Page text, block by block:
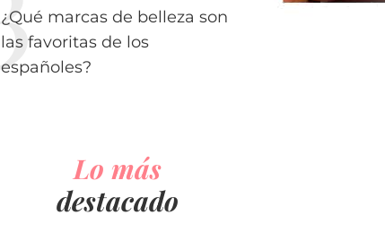
¿Qué marcas de belleza son
las favoritas de los
españoles?
Lo más
destacado